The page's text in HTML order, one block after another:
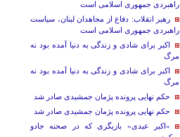
راهبردی جمهوری اسلامی است
رهبر انقلاب: دفاع از مجاهدان لبنان، سیاست
راهبردی جمهوری اسلامی است
اکبر برای شادی و زندگی به دنیا آمده بود نه
مرگ
اکبر برای شادی و زندگی به دنیا آمده بود نه
مرگ
حکم نهایی پرونده پژمان جمشیدی صادر شد
حکم نهایی پرونده پژمان جمشیدی صادر شد
«اکبر عبدی» بازیگری که در صحنه جادو